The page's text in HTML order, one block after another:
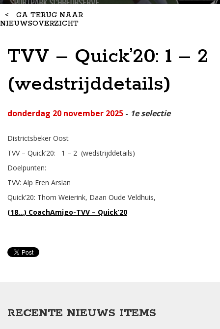
< GA TERUG NAAR
NIEUWSOVERZICHT
TVV – Quick’20: 1 – 2
(wedstrijddetails)
donderdag 20 november 2025 - 1e selectie
Districtsbeker Oost
TVV – Quick’20: 1 – 2 (wedstrijddetails)
Doelpunten:
TVV: Alp Eren Arslan
Quick’20: Thom Weierink, Daan Oude Veldhuis,
(18…) CoachAmigo-TVV – Quick’20
RECENTE NIEUWS ITEMS